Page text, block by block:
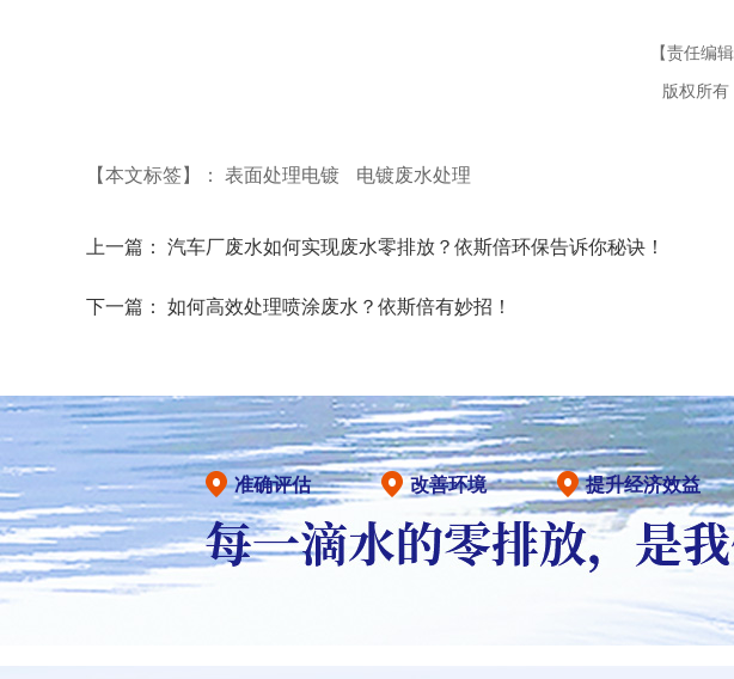
【责任编
版权所
【本文标签】： 表面处理电镀 电镀废水处理
上一篇： 汽车厂废水如何实现废水零排放？依斯倍环保告诉你秘诀！
下一篇： 如何高效处理喷涂废水？依斯倍有妙招！
准确评估 改善环境 提升经济效益